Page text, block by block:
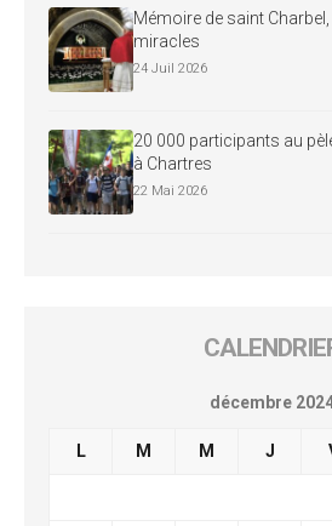
Mémoire de saint
miracles
24 Juil 2026
20 000 participants au
à Chartres
22 Mai 2026
décembre
L M M J